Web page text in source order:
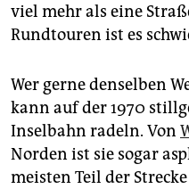
viel mehr als eine
Rundtouren ist es
Wer gerne denselben
kann auf der 1970
Inselbahn radeln. Von
Norden ist sie sogar
meisten Teil der